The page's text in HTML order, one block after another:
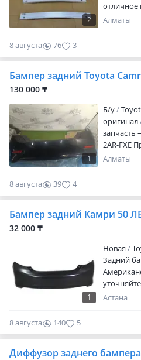
2
отличное
Camry,
Алматы
8 августа 76 3
Бампер задний Toyota
130 000 ₸
1
Б/y
оригинал
запчасть
2AR-FXE
Хорошее.
модель
Алматы
8 августа 39 4
Бампер задний Камри 50
32 000 ₸
1
Новая
Задний
Казахстану
Астана
8 августа 140 5
Диффузор заднего